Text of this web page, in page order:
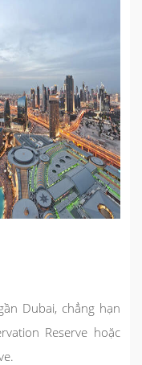
Dubai, chẳng hạn
Reserve hoặc